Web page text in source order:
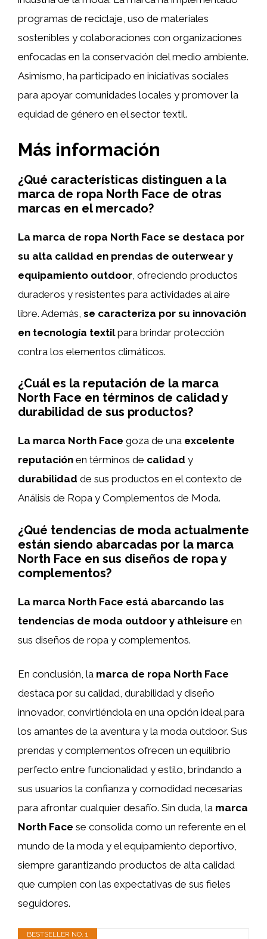
programas de reciclaje, uso de materiales
sostenibles y colaboraciones con organizaciones
enfocadas en la conservación del medio ambiente.
Asimismo, ha participado en iniciativas sociales
para apoyar comunidades locales y promover la
equidad de género en el sector textil.
Más información
¿Qué características distinguen a la
marca de ropa North Face de otras
marcas en el mercado?
La marca de ropa North Face se destaca por
su alta calidad en prendas de outerwear y
equipamiento outdoor , ofreciendo productos
duraderos y resistentes para actividades al aire
libre. Además, se caracteriza por su innovación
en tecnología textilpara brindar protección
contra los elementos climáticos.
¿Cuál es la reputación de la marca
North Face en términos de calidad y
durabilidad de sus productos?
La marca North Face goza de una excelente
reputación en términos de calidad y
durabilidad de sus productos en el contexto de
Análisis de Ropa y Complementos de Moda.
¿Qué tendencias de moda actualmente
están siendo abarcadas por la marca
North Face en sus diseños de ropa y
complementos?
La marca North Face está abarcando las
tendencias de moda outdoor y athleisure en
sus diseños de ropa y complementos.
En conclusión, la marca de ropa North Face
destaca por su calidad, durabilidad y diseño
innovador, convirtiéndola en una opción ideal para
los amantes de la aventura y la moda outdoor. Sus
prendas y complementos ofrecen un equilibrio
perfecto entre funcionalidad y estilo, brindando a
sus usuarios la confianza y comodidad necesarias
para afrontar cualquier desafío. Sin duda, la marca
North Face se consolida como un referente en el
mundo de la moda y el equipamiento deportivo,
siempre garantizando productos de alta calidad
que cumplen con las expectativas de sus fieles
seguidores.
BESTSELLER NO. 1